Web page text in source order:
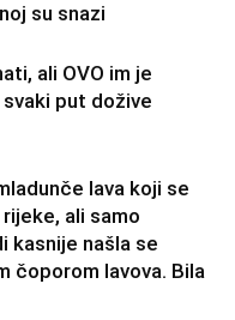
su snazi
ali OVO im je
put dožive
lava koji se
ali samo
kasnije našla se
čoporom lavova. Bila